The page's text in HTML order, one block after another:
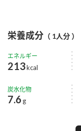
栄養成分 （ 1人分 ）
エネルギー
213kcal
炭水化物
7.6 g